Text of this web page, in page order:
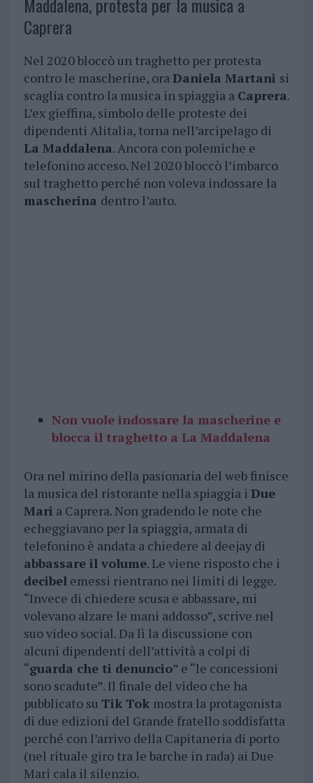
Maddalena, protesta per la musica a
Caprera
Nel 2020 bloccò un traghetto per protesta
contro le mascherine, oraDaniela Martani si
scaglia contro la musica in spiaggia a Caprera.
L’ex gieffina, simbolo delle proteste dei
dipendenti Alitalia, torna nell’arcipelago di
La Maddalena. Ancora con polemiche e
telefonino acceso. Nel 2020 bloccò l’imbarco
sul traghetto perché non voleva indossare la
mascherina dentro l’auto.
Non vuole indossare la mascherine e
blocca il traghetto a La Maddalena
Ora nel mirino della pasionaria del web finisce
la musica del ristorante nella spiaggia i Due
Mari a Caprera. Non gradendo le note che
echeggiavano per la spiaggia, armata di
telefonino è andata a chiedere al deejay di
abbassare il volume. Le viene risposto che i
decibelemessi rientrano nei limiti di legge.
“Invece di chiedere scusa e abbassare, mi
volevano alzare le mani addosso”, scrive nel
suo video social. Da lì la discussione con
alcuni dipendenti dell’attività a colpi di
“guarda che ti denuncio” e “le concessioni
sono scadute”. Il finale del video che ha
pubblicato su Tik Tok mostra la protagonista
di due edizioni del Grande fratello soddisfatta
perché con l’arrivo della Capitaneria di porto
(nel rituale giro tra le barche in rada) ai Due
Mari cala il silenzio.